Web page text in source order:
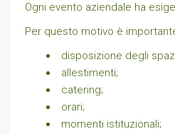
Ogni evento aziendale ha
Per questo motivo è
disposizione degli
allestimenti;
catering;
orari;
momenti istituzionali;